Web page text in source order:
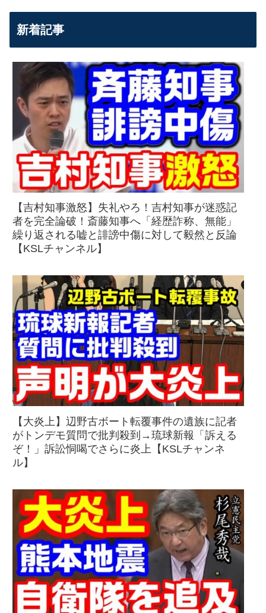
新着記事
【吉村知事激怒】失礼やろ！吉村知事が迷惑記
者を完全論破！斎藤知事へ「経歴詐称、無能」
繰り返される嘘と誹謗中傷に対して毅然と反論
【KSLチャンネル】
【大炎上】辺野古ボート転覆事件の遺族に記者
がトンデモ質問で批判殺到→琉球新報「訴える
ぞ！」訴訟恫喝でさらに炎上【KSLチャンネ
ル】